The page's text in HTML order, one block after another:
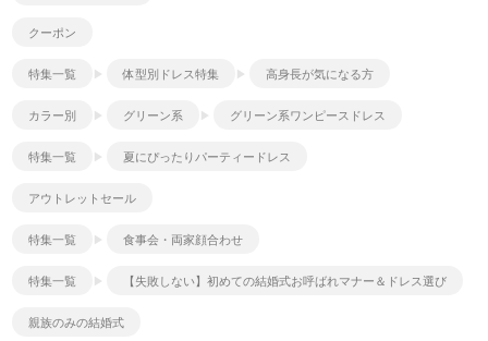
クーポン
特集一覧 体型別ドレス特集 高身長が気になる方
カラー別 グリーン系 グリーン系ワンピースドレス
特集一覧 夏にぴったりパーティードレス
アウトレットセール
特集一覧 食事会・両家顔合わせ
特集一覧 【失敗しない】初めての結婚式お呼ばれマナー＆ドレス選び
親族のみの結婚式